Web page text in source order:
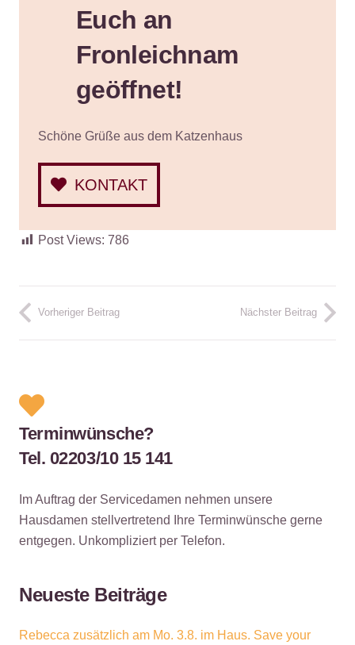
Euch an
Fronleichnam
geöffnet!
Schöne Grüße aus dem Katzenhaus
KONTAKT
Post Views: 786
Vorheriger Beitrag Nächster Beitrag
Terminwünsche?
Tel. 02203/10 15 141
Im Auftrag der Servicedamen nehmen unsere
Hausdamen stellvertretend Ihre Terminwünsche gerne
entgegen. Unkompliziert per Telefon.
Neueste Beiträge
Rebecca zusätzlich am Mo. 3.8. im Haus. Save your